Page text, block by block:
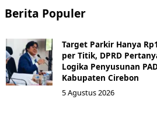
Berita Populer
Target Parkir Hanya
per Titik, DPRD
Logika Penyusunan
Kabupaten Cirebon
5 Agustus 2026